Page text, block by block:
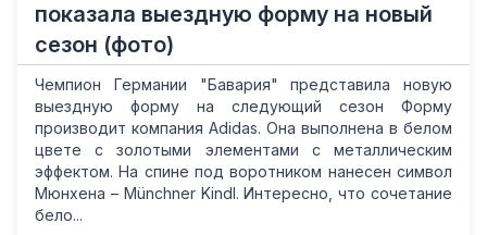
показала выездную форму на новый
сезон (фото)
Чемпион Германии "Бавария" представила новую
выездную форму на следующий сезон Форму
производит компания Аdidas. Она выполнена в белом
цвете с золотыми элементами с металлическим
эффектом. На спине под воротником нанесен символ
Мюнхена – Münchner Kindl. Интересно, что сочетание
бело...